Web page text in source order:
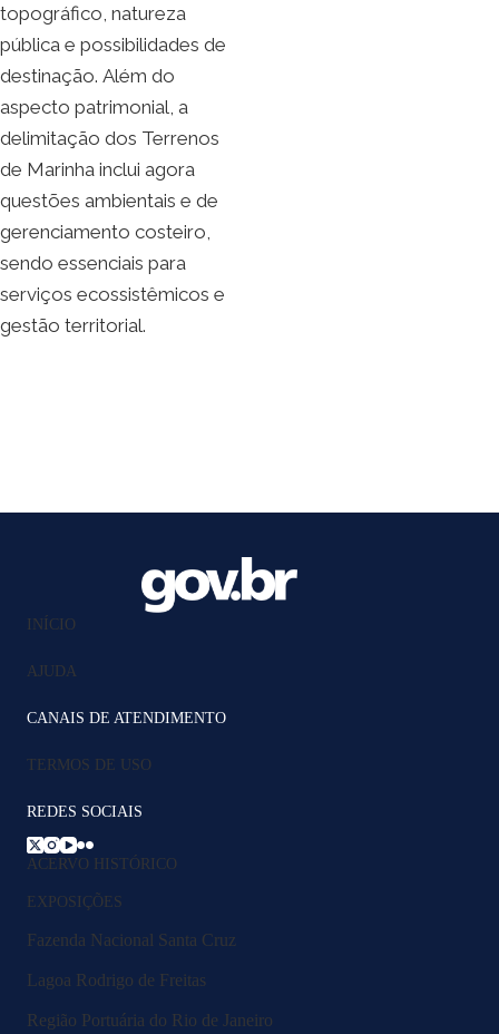
topográfico, natureza
pública e possibilidades de
destinação. Além do
aspecto patrimonial, a
delimitação dos Terrenos
de Marinha inclui agora
questões ambientais e de
gerenciamento costeiro,
sendo essenciais para
serviços ecossistêmicos e
gestão territorial.
INÍCIO
AJUDA
CANAIS DE ATENDIMENTO
TERMOS DE USO
REDES SOCIAIS
ACERVO HISTÓRICO
EXPOSIÇÕES
Fazenda Nacional Santa Cruz
Lagoa Rodrigo de Freitas
Região Portuária do Rio de Janeiro